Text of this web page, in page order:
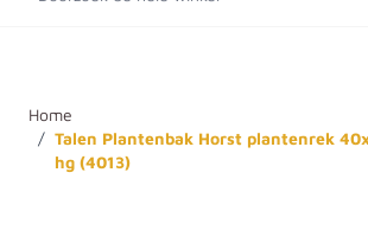
Home
/ Talen Plantenbak Horst plantenrek
hg (4013)